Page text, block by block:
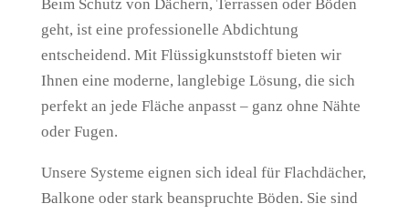
Beim Schutz von Dächern, Terrassen oder Böden
geht, ist eine professionelle Abdichtung
entscheidend. Mit Flüssigkunststoff bieten wir
Ihnen eine moderne, langlebige Lösung, die sich
perfekt an jede Fläche anpasst – ganz ohne Nähte
oder Fugen.
Unsere Systeme eignen sich ideal für Flachdächer,
Balkone oder stark beanspruchte Böden. Sie sind